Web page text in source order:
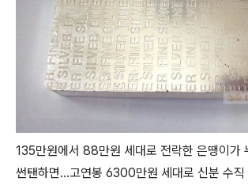
135만원에서 88만원 세대로 전락한 은땡이가
썬탠하면...고연봉 6300만원 세대로 신분 수직